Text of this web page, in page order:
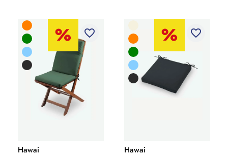
favorite_border
Hawai
favorite_border
Hawai